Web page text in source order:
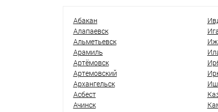
Абакан
Алапаевск
Альметьевск
Арамиль
Артёмовск
Артемовский
Архангельск
Асбест
Ачинск